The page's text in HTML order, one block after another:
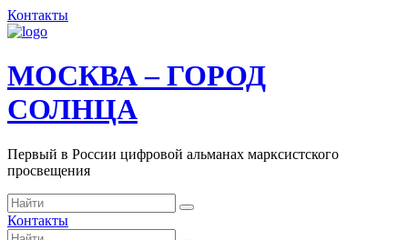
Контакты
МОСКВА – ГОРОД
СОЛНЦА
Первый в России цифровой альманах марксистского
просвещения
Контакты